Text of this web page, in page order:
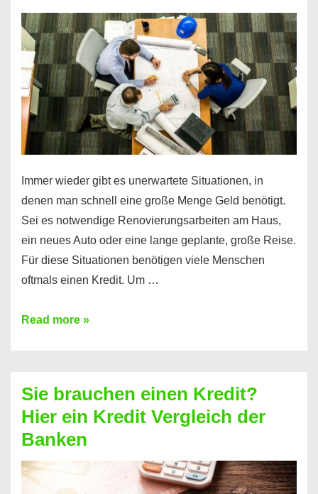
Na
klar!
Immer wieder gibt es unerwartete Situationen, in
denen man schnell eine große Menge Geld benötigt.
Sei es notwendige Renovierungsarbeiten am Haus,
ein neues Auto oder eine lange geplante, große Reise.
Für diese Situationen benötigen viele Menschen
oftmals einen Kredit. Um …
Brauchen
Summe
Geld?
Hier
einen
10000
Read more »
Sie brauchen einen Kredit?
Hier ein Kredit Vergleich der
Banken